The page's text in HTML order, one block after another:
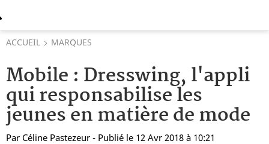
ACCUEIL MARQUES
Mobile : Dresswing, l'appli
qui responsabilise les
jeunes en matière de mode
Par Céline Pastezeur - Publié le 12 Avr 2018 à 10:21